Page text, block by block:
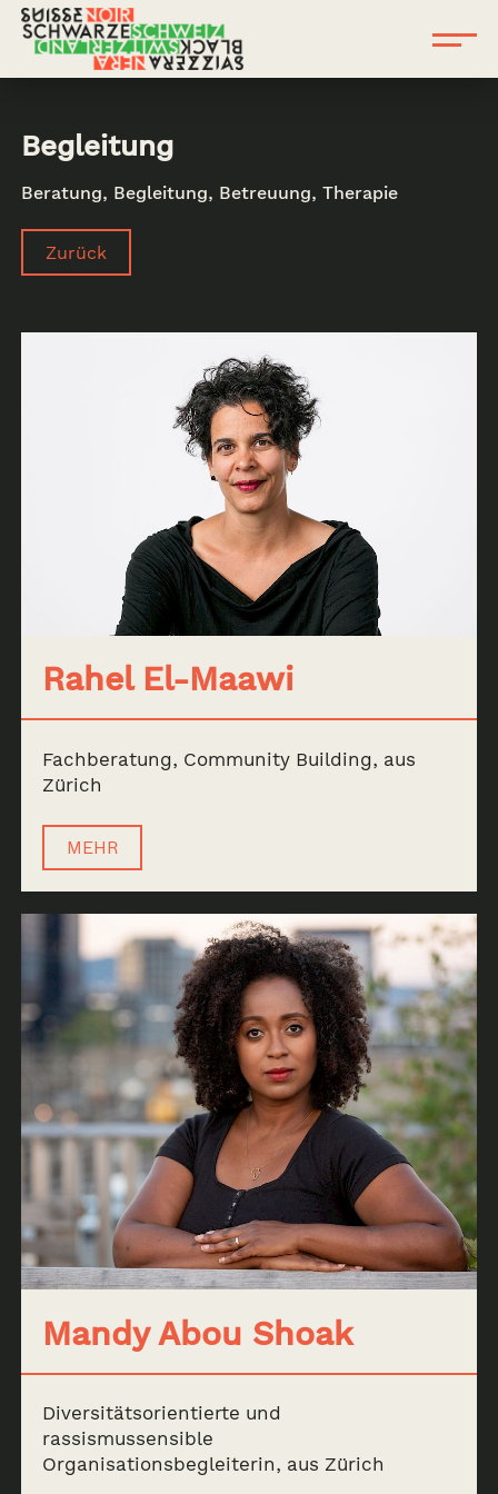
Begleitung
Beratung, Begleitung, Betreuung, Therapie
Zurück
Rahel El-Maawi
Fachberatung, Community Building, aus
Zürich
MEHR
Mandy Abou Shoak
Diversitätsorientierte und
rassismussensible
Organisationsbegleiterin, aus Zürich